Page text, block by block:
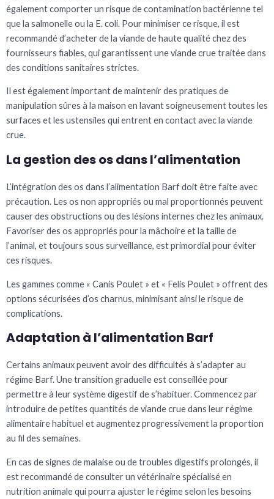
également comporter un risque de contamination bactérienne tel
que la salmonelle ou la E. coli. Pour minimiser ce risque, il est
recommandé d’acheter de la viande de haute qualité chez des
fournisseurs fiables, qui garantissent une viande crue traitée dans
des conditions sanitaires strictes.
Il est également important de maintenir des pratiques de
manipulation sûres à la maison en lavant soigneusement toutes les
surfaces et les ustensiles qui entrent en contact avec la viande
crue.
La gestion des os dans l’alimentation
L’intégration des os dans l’alimentation Barf doit être faite avec
précaution. Les os non appropriés ou mal proportionnés peuvent
causer des obstructions ou des lésions internes chez les animaux.
Favoriser des os appropriés pour la mâchoire et la taille de
l’animal, et toujours sous surveillance, est primordial pour éviter
ces risques.
Les gammes comme « Canis Poulet » et « Felis Poulet » offrent des
options sécurisées d’os charnus, minimisant ainsi le risque de
complications.
Adaptation à l’alimentation Barf
Certains animaux peuvent avoir des difficultés à s’adapter au
régime Barf. Une transition graduelle est conseillée pour
permettre à leur système digestif de s’habituer. Commencez par
introduire de petites quantités de viande crue dans leur régime
alimentaire habituel et augmentez progressivement la proportion
au fil des semaines.
En cas de signes de malaise ou de troubles digestifs prolongés, il
est recommandé de consulter un vétérinaire spécialisé en
nutrition animale qui pourra ajuster le régime selon les besoins